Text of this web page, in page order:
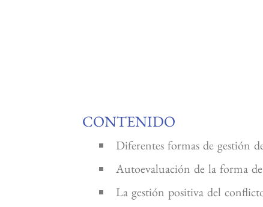
CONTENIDO
Diferentes formas de gestión
Autoevaluación de la forma
La gestión positiva del